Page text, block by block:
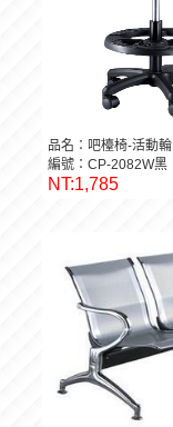
品名：吧檯椅-活動輪
編號：CP-2082W黑
NT:1,785